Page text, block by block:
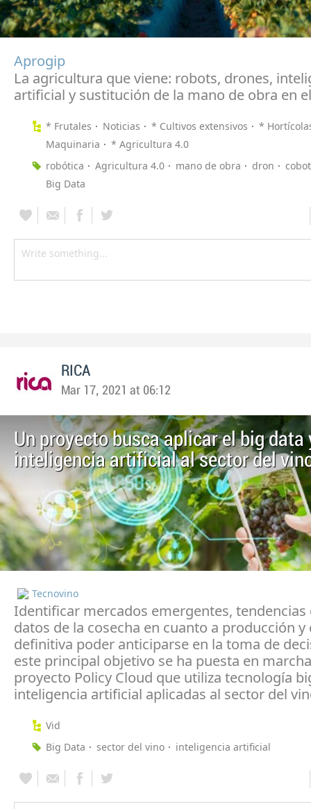
Aprogip
La agricultura que viene: robots, drones,
artificial y sustitución de la mano de obra en
* Frutales Noticias * Cultivos extensivos
*
Maquinaria
* Agricultura 4.0
robótica
Agricultura 4.0 mano de obra dron
Big Data
RICA
Mar 17, 2021 at 06:12
Un proyecto busca aplicar el big data
inteligencia artificial al sector del
Tecnovino
Identificar mercados emergentes, tendencias
datos de la cosecha en cuanto a producción y
definitiva poder anticiparse en la toma de
este principal objetivo se ha puesta en
proyecto Policy Cloud que utiliza tecnología
inteligencia artificial aplicadas al sector del
Vid
Big Data
sector del vino inteligencia artificial